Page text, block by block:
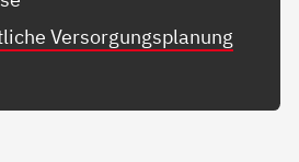
Versorgungsplanung